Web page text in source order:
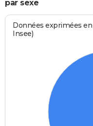
par sexe
Données exprimées
Insee)